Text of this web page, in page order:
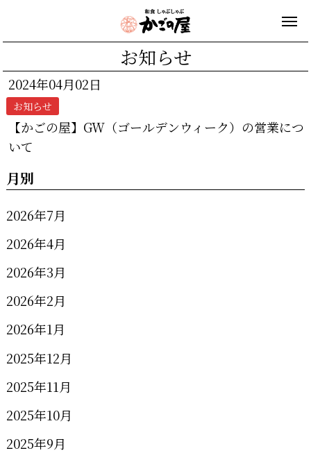
お知らせ
2024年04月02日
お知らせ
【かごの屋】GW（ゴールデンウィーク）の営業につ
いて
月別
2026年7月
2026年4月
2026年3月
2026年2月
2026年1月
2025年12月
2025年11月
2025年10月
2025年9月